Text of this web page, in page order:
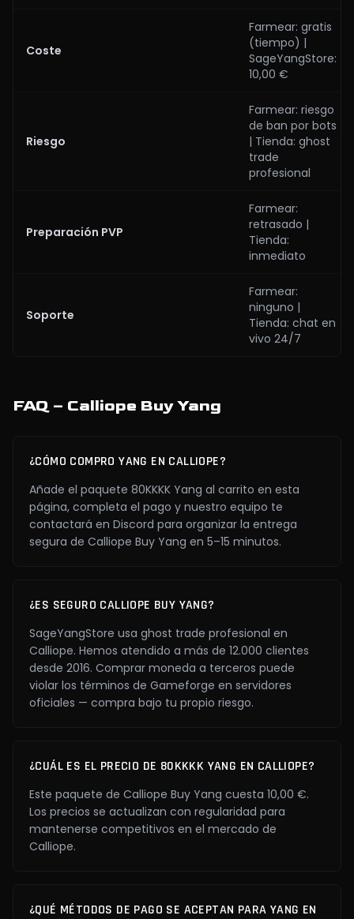
Coste
Farmear: gratis
(tiempo) |
SageYangStore:
10,00 €
Riesgo
Farmear: riesgo
de ban por bots
| Tienda: ghost
trade
profesional
Preparación PVP
Farmear:
retrasado |
Tienda:
inmediato
Soporte
Farmear:
ninguno |
Tienda: chat en
vivo 24/7
FAQ – Calliope Buy Yang
¿CÓMO COMPRO YANG EN CALLIOPE?
Añade el paquete 80KKKK Yang al carrito en esta
página, completa el pago y nuestro equipo te
contactará en Discord para organizar la entrega
segura de Calliope Buy Yang en 5–15 minutos.
¿ES SEGURO CALLIOPE BUY YANG?
SageYangStore usa ghost trade profesional en
Calliope. Hemos atendido a más de 12.000 clientes
desde 2016. Comprar moneda a terceros puede
violar los términos de Gameforge en servidores
oficiales — compra bajo tu propio riesgo.
¿CUÁL ES EL PRECIO DE 80KKKK YANG EN CALLIOPE?
Este paquete de Calliope Buy Yang cuesta 10,00 €.
Los precios se actualizan con regularidad para
mantenerse competitivos en el mercado de
Calliope.
¿QUÉ MÉTODOS DE PAGO SE ACEPTAN PARA YANG EN